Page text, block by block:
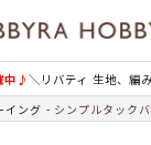
中♪＼リバティ 生地、編
イング シンプルタック